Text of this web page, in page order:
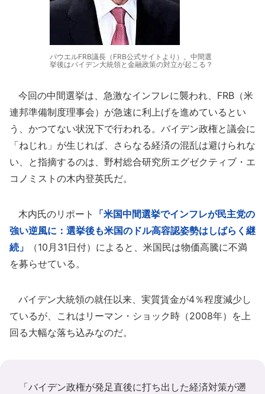
パウエルFRB議長（FRB公式サイトより）。中間選
挙後はバイデン大統領と金融政策の対立が起こる？
今回の中間選挙は、急激なインフレに襲われ、FRB（米
連邦準備制度理事会）が急速に利上げを進めているとい
う、かつてない状況下で行われる。バイデン政権と議会に
「ねじれ」が生じれば、さらなる経済の混乱は避けられな
い、と指摘するのは、野村総合研究所エグゼクティブ・エ
コノミストの木内登英氏だ。
木内氏のリポート
「米国中間選挙でインフレが民主党の
強い逆風に：選挙後も米国のドル高容認姿勢はしばらく継
続」
（10月31日付）によると、米国民は物価高騰に不満
を募らせている。
バイデン大統領の就任以来、実質賃金が4％程度減少し
ているが、これはリーマン・ショック時（2008年）を上
回る大幅な落ち込みなのだ。
「バイデン政権が発足直後に打ち出した経済対策が遡